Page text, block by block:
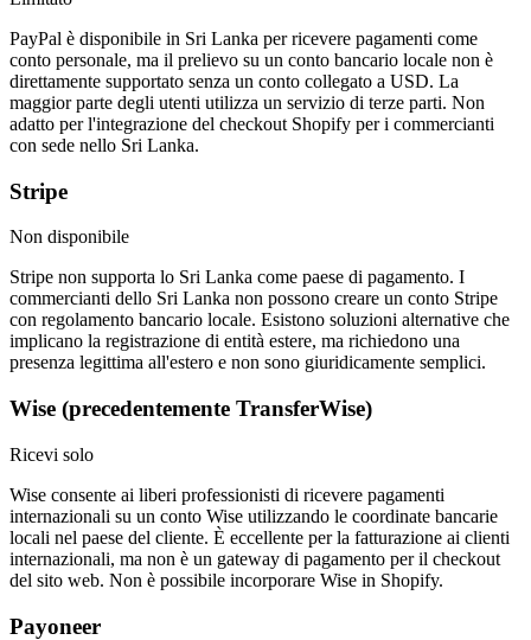
PayPal è disponibile in Sri Lanka per ricevere pagamenti come
conto personale, ma il prelievo su un conto bancario locale non è
direttamente supportato senza un conto collegato a USD. La
maggior parte degli utenti utilizza un servizio di terze parti. Non
adatto per l'integrazione del checkout Shopify per i commercianti
con sede nello Sri Lanka.
Stripe
Non disponibile
Stripe non supporta lo Sri Lanka come paese di pagamento. I
commercianti dello Sri Lanka non possono creare un conto Stripe
con regolamento bancario locale. Esistono soluzioni alternative che
implicano la registrazione di entità estere, ma richiedono una
presenza legittima all'estero e non sono giuridicamente semplici.
Wise (precedentemente TransferWise)
Ricevi solo
Wise consente ai liberi professionisti di ricevere pagamenti
internazionali su un conto Wise utilizzando le coordinate bancarie
locali nel paese del cliente. È eccellente per la fatturazione ai clienti
internazionali, ma non è un gateway di pagamento per il checkout
del sito web. Non è possibile incorporare Wise in Shopify.
Payoneer